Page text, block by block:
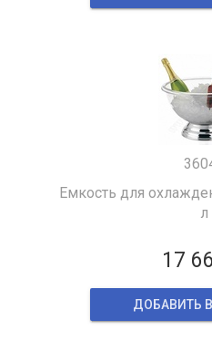
Емкость для
л
17
ДОБАВИТЬ